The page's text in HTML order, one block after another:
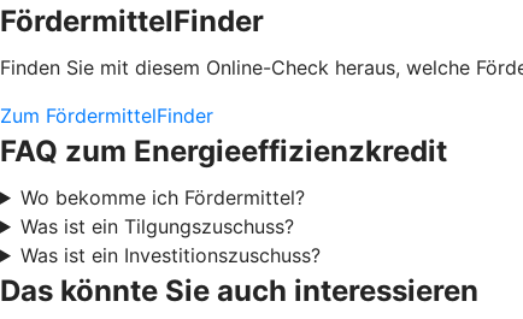
FördermittelFinder
Finden Sie mit diesem Online-Check heraus, welche
Zum FördermittelFinder
FAQ zum Energieeffizienzkredit
Wo bekomme ich Fördermittel?
Was ist ein Tilgungszuschuss?
Was ist ein Investitionszuschuss?
Das könnte Sie auch interessieren